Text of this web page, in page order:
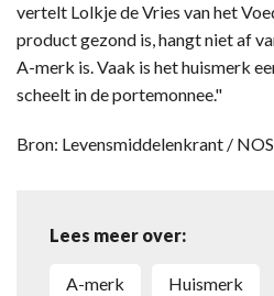
vertelt Lolkje de Vries van het
product gezond is, hangt niet af
A-merk is. Vaak is het huismerk
scheelt in de portemonnee."
Bron: Levensmiddelenkrant / NOS
Lees meer over:
a-merk huismerk